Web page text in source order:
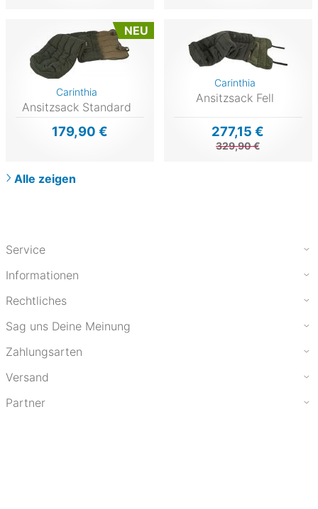
NEU
Carinthia
Ansitzsack Standard
179,90 €
Carinthia
Ansitzsack Fell
277,15 €
329,90 €
Alle zeigen
Service
Informationen
Rechtliches
Sag uns Deine Meinung
Zahlungsarten
Versand
Partner